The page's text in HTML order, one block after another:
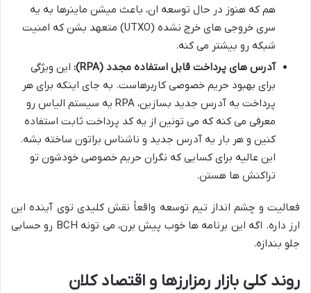
هم که هنوز در حال توسعه ان، باعث میشن ماینرها به یه
سری خروجی های خرج نشده (UTXO) متعهد بشن که امنیت
شبکه رو بیشتر می کنه.
آدرس های پرداخت قابل استفاده مجدد (RPA):
این ویژگی
برای بهبود حریم خصوصی کاربرهاست. به جای اینکه برای هر
پرداخت یه آدرس جدید بسازین، RPA یه سیستم الیاس رو
معرفی می کنه که می تونین از یه کد پرداخت ثابت استفاده
کنین و هر بار یه آدرس جدید و ناشناس براتون ساخته بشه.
این عالیه برای کسایی که نگران حریم خصوصی خودشون تو
تراکنش ها هستن.
فعالیت و چشم انداز تیم توسعه واقعاً نقش کلیدی توی آینده این
ارز داره. اگه این برنامه ها خوب پیش برن، می تونه BCH رو حسابی
جلو بندازه.
روند کلی بازار رمزارزها و اقتصاد کلان